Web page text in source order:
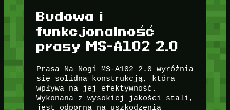
Budowa i
funkcjonalność
prasy MS-A102 2.0
Prasa Na Nogi MS-A102 2.0 wyróżnia
się solidną konstrukcją, która
wpływa na jej efektywność.
Wykonana z wysokiej jakości stali,
jest odporna na uszkodzenia